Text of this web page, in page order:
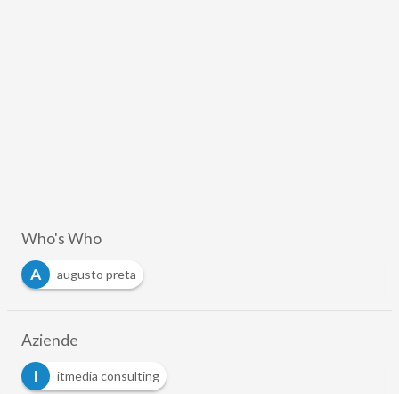
Who's Who
A
augusto preta
Aziende
I
itmedia consulting